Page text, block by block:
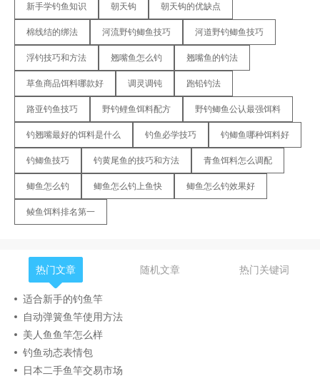
新手学钓鱼知识 朝天钩 朝天钩的优缺点
棉线结的绑法 河流野钓鲫鱼技巧 河道野钓鲫鱼技巧
浮钓技巧和方法 翘嘴鱼怎么钓 翘嘴鱼的钓法
草鱼商品饵料哪款好 调灵调钝 跑铅钓法
路亚钓鱼技巧 野钓鲤鱼饵料配方 野钓鲫鱼公认最强饵料
钓翘嘴最好的饵料是什么 钓鱼必学技巧 钓鲫鱼哪种饵料好
钓鲫鱼技巧 钓黄尾鱼的技巧和方法 青鱼饵料怎么调配
鲫鱼怎么钓 鲫鱼怎么钓上鱼快 鲫鱼怎么钓效果好
鲮鱼饵料排名第一
热门文章 随机文章 热门关键词
适合新手的钓鱼竿
自动弹簧鱼竿使用方法
美人鱼鱼竿怎么样
钓鱼动态表情包
日本二手鱼竿交易市场